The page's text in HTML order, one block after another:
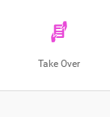
Take Over